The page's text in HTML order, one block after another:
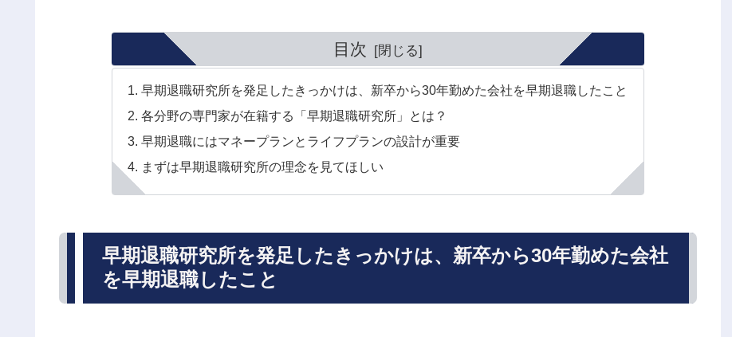
目次
早期退職研究所を発足したきっかけは、新卒から30年勤めた会社を早期退職したこと
各分野の専門家が在籍する「早期退職研究所」とは？
早期退職にはマネープランとライフプランの設計が重要
まずは早期退職研究所の理念を見てほしい
早期退職研究所を発足したきっかけは、新卒から30年勤めた会社
を早期退職したこと